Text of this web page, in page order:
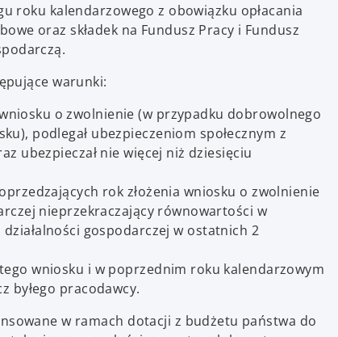
roku kalendarzowego z obowiązku opłacania
oraz składek na Fundusz Pracy i Fundusz
warunki:
o zwolnienie (w przypadku dobrowolnego
podlegał ubezpieczeniom społecznym z
ubezpieczał nie więcej niż dziesięciu
rok złożenia wniosku o zwolnienie
nieprzekraczający równowartości w
gospodarczej w ostatnich 2
wniosku i w poprzednim roku kalendarzowym
byłego pracodawcy.
w ramach dotacji z budżetu państwa do